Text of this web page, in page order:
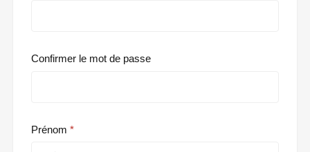
Confirmer le mot de passe
Prénom